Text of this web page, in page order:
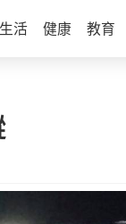
生活 健康 教育